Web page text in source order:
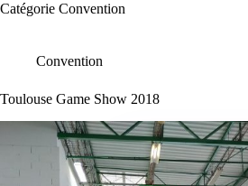
Catégorie Convention
Convention
Toulouse Game Show 2018